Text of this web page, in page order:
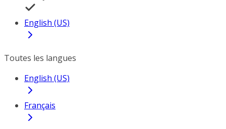
English (US)
Toutes les langues
English (US)
Français